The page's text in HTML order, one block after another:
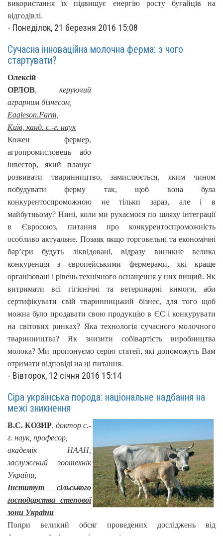
використання їх підвищує енергію росту бугайців на
відгодівлі.
- Понеділок, 21 березня 2016 15:08
Сучасна інноваційна молочна ферма: з чого
стартувати?
Олексій
ОРЛОВ, керуючий
аграрним бізнесом,
Eagleson.Farm,
Київ, канд. с.-г. наук
Кожен фермер,
агропромисловець або
інвестор, який планує
розвивати тваринництво, замислюється, яким чином
побудувати ферму так, щоб вона була
конкурентоспроможною не тільки зараз, але і в
майбутньому?Нині, коли ми рухаємося по шляху інтеграції
в Євросоюз, питання про конкурентоспроможність
особливо актуальне. Позаяк якщо торговельні та економічні
бар’єри будуть ліквідовані, відразу виникне велика
конкуренція з європейськими фермерами, які краще
організовані і рівень технічного оснащення у них вищий. Як
витримати всі гігієнічні та ветеринарні вимоги, аби
сертифікувати свій тваринницький бізнес, для того щоб
можна було продавати свою продукцію в ЄС і конкурувати
на світових ринках? Яка технологія сучасного молочного
тваринництва? Як знизити собівартість виробництва
молока?Ми пропонуємо серію статей, які допоможуть Вам
отримати відповіді на ці питання.
- Вівторок, 12 січня 2016 15:14
Сіра українська порода: національне надбання на
межі зникнення
В.С. КОЗИР, доктор с.-
г. наук, професор,
академік НААН,
заслужений зоотехнік
України,
Інститут сільського
господарства степової
зони України
Попри великий обсяг проведених досліджень від